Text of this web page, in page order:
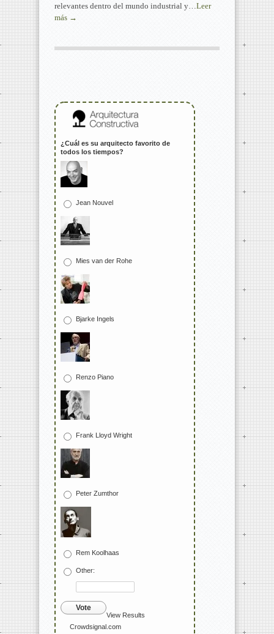
relevantes dentro del mundo industrial y… Leer
más →
¿Cuál es su arquitecto favorito de
todos los tiempos?
Jean Nouvel
Mies van der Rohe
Bjarke Ingels
Renzo Piano
Frank Lloyd Wright
Peter Zumthor
Rem Koolhaas
Other:
Vote
View Results
Crowdsignal.com